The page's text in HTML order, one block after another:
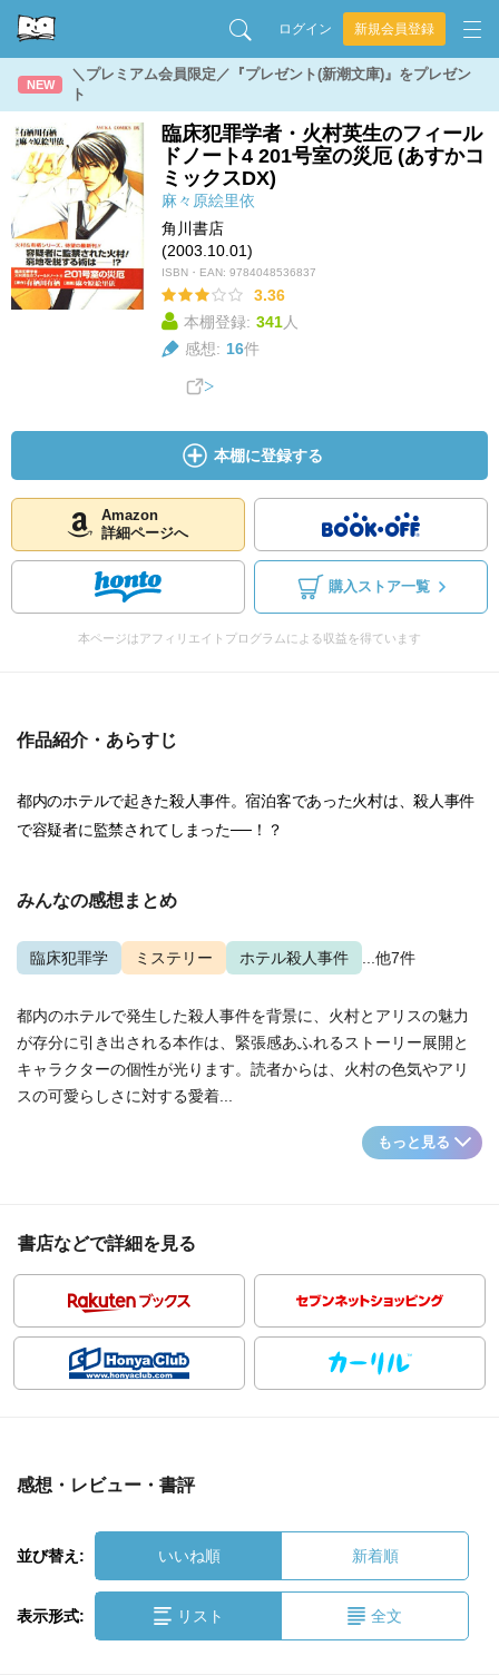
ログイン 新規会員登録
NEW
＼プレミアム会員限定／『プレゼント(新潮文庫)』をプレゼン
ト
臨床犯罪学者・火村英生のフィール
ドノート4 201号室の災厄 (あすかコ
ミックスDX)
麻々原絵里依
角川書店
(2003.10.01)
ISBN・EAN: 9784048536837
3.36
本棚登録: 341人
感想: 16件
本棚に登録する
Amazon
詳細ページへ
購入ストア一覧
本ページはアフィリエイトプログラムによる収益を得ています
作品紹介・あらすじ
都内のホテルで起きた殺人事件。宿泊客であった火村は、殺人事件
で容疑者に監禁されてしまった──！？
みんなの感想まとめ
臨床犯罪学 ミステリー ホテル殺人事件 ...他7件
都内のホテルで発生した殺人事件を背景に、火村とアリスの魅力
が存分に引き出される本作は、緊張感あふれるストーリー展開と
キャラクターの個性が光ります。読者からは、火村の色気やアリ
スの可愛らしさに対する愛着...
もっと見る
書店などで詳細を見る
感想・レビュー・書評
並び替え: いいね順 新着順
表示形式: リスト 全文